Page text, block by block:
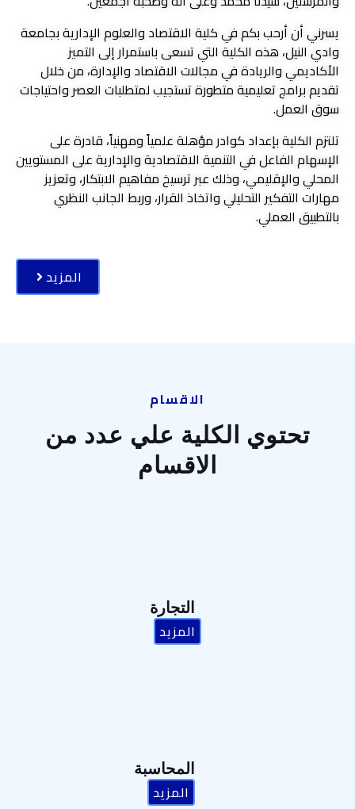
يسرني أن أرحب بكم في كلية الاقتصاد والعلوم الإدارية بجامعة
وادي النيل، هذه الكلية التي تسعى باستمرار إلى التميز
الأكاديمي والريادة في مجالات الاقتصاد والإدارة، من خلال
تقديم برامج تعليمية متطورة تستجيب لمتطلبات العصر واحتياجات
سوق العمل.
تلتزم الكلية بإعداد كوادر مؤهلة علمياً ومهنياً، قادرة على
الإسهام الفاعل في التنمية الاقتصادية والإدارية على المستويين
المحلي والإقليمي، وذلك عبر ترسيخ مفاهيم الابتكار، وتعزيز
مهارات التفكير التحليلي واتخاذ القرار، وربط الجانب النظري
بالتطبيق العملي.
المزيد
الاقسام
تحتوي الكلية علي عدد من
الاقسام
التجارة
المزيد
المحاسبة
المزيد